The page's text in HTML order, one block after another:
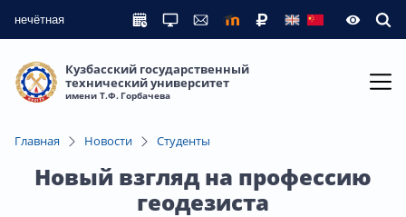
нечётная
Кузбасский государственный
технический университет
имени Т.Ф. Горбачева
Главная Новости Студенты
Новый взгляд на профессию
геодезиста